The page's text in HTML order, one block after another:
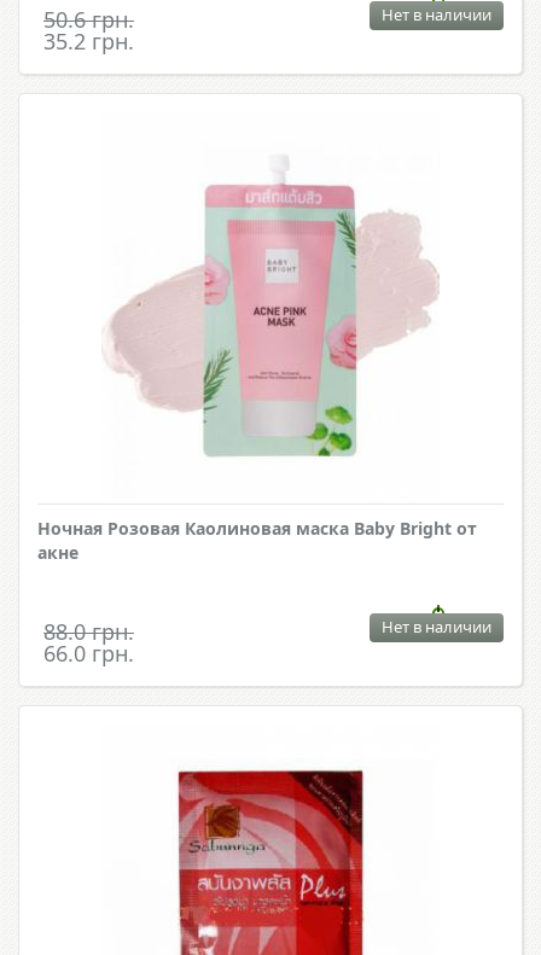
50.6 грн.
35.2 грн.
Нет в наличии
Ночная Розовая Каолиновая маска Baby Bright от
акне
88.0 грн.
66.0 грн.
Нет в наличии